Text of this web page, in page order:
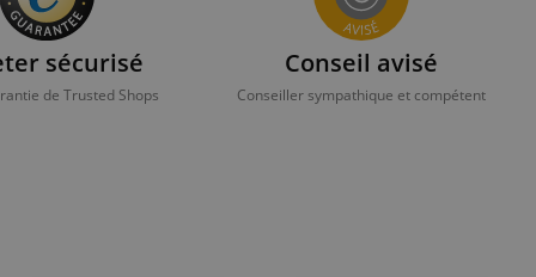
sécurisé
de Trusted Shops
Conseil avisé
Conseiller sympathique et compétent